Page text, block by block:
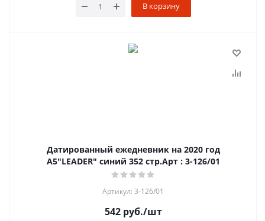
В корзину
Датированный ежедневник на 2020 год
А5"LEADER" синий 352 стр.Арт : 3-126/01
Артикул: 3-126/01
542руб./шт